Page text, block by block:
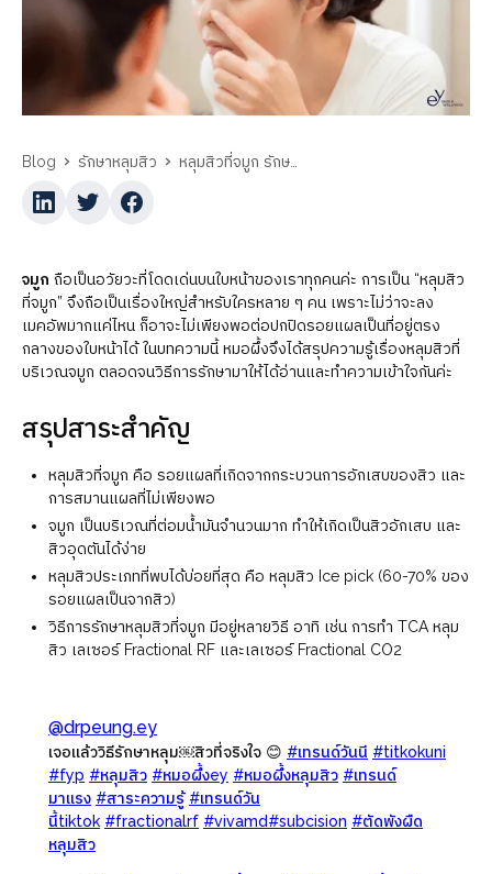
Blog รักษาหลุมสิว หลุมสิวที่จมูก รักษาอย่างไร
จมูก ถือเป็นอวัยวะที่โดดเด่นบนใบหน้าของเราทุกคนค่ะ การเป็น “หลุมสิว
ที่จมูก” จึงถือเป็นเรื่องใหญ่สำหรับใครหลาย ๆ คน เพราะไม่ว่าจะลง
เมคอัพมากแค่ไหน ก็อาจะไม่เพียงพอต่อปกปิดรอยแผลเป็นที่อยู่ตรง
กลางของใบหน้าได้ ในบทความนี้ หมอผึ้งจึงได้สรุปความรู้เรื่องหลุมสิวที่
บริเวณจมูก ตลอดจนวิธีการรักษามาให้ได้อ่านและทำความเข้าใจกันค่ะ
สรุปสาระสำคัญ
หลุมสิวที่จมูก คือ รอยแผลที่เกิดจากกระบวนการอักเสบของสิว และ
การสมานแผลที่ไม่เพียงพอ
จมูก เป็นบริเวณที่ต่อมน้ำมันจำนวนมาก ทำให้เกิดเป็นสิวอักเสบ และ
สิวอุดตันได้ง่าย
หลุมสิวประเภทที่พบได้บ่อยที่สุด คือ หลุมสิว Ice pick (60-70% ของ
รอยแผลเป็นจากสิว)
วิธีการรักษาหลุมสิวที่จมูก มีอยู่หลายวิธี อาทิ เช่น การทำ TCA หลุม
สิว เลเซอร์ Fractional RF และเลเซอร์ Fractional CO2
@drpeung.ey
เจอเเล้ววิธีรักษาหลุม￼สิวที่จริงใจ 😊 #เทรนด์วันนี #titkokuni
#fyp #หลุมสิว #หมอผึ้งey #หมอผึ้งหลุมสิว #เทรนด์
มาเเรง #สาระความรู้ #เทรนด์วัน
นี้tiktok #fractionalrf #vivamd#subcision #ตัดพังผืด
หลุมสิว